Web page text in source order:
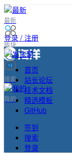
最新
版块
搜索
我的
登录 / 注册
首页
站长论坛
技术文档
精选模板
GitHub
签到
搜索
登录